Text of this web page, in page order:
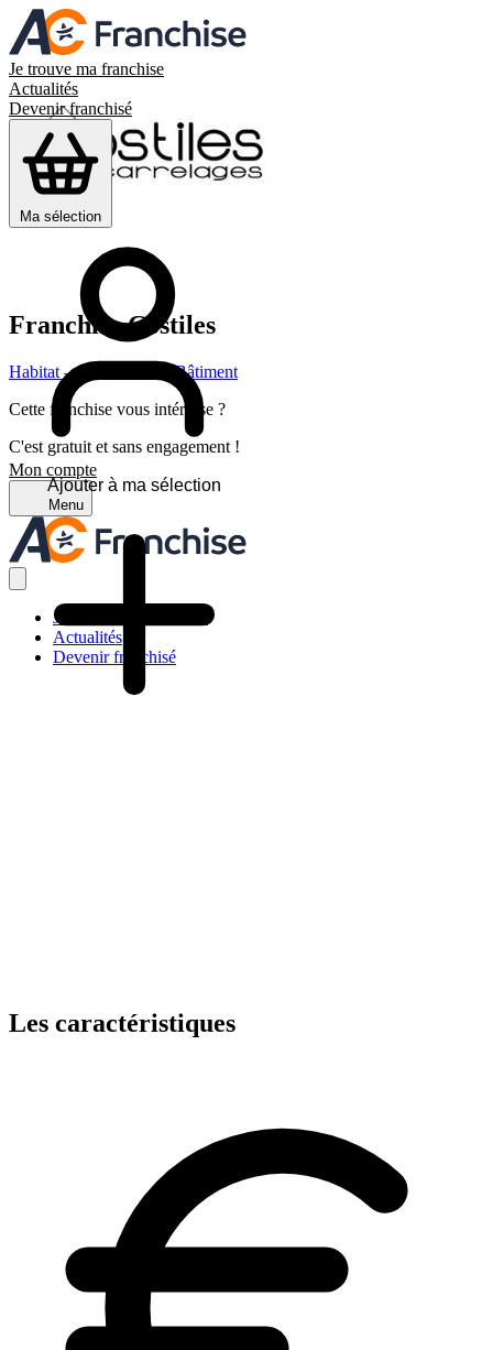
Je trouve ma franchise
Actualités
Devenir franchisé
Ma sélection
Mon compte
Menu
Je trouve ma franchise
Actualités
Devenir franchisé
Franchise Costiles
Habitat – Rénovation – Bâtiment
Cette franchise vous intéresse ?
C'est gratuit et sans engagement !
Ajouter à ma sélection
Les caractéristiques